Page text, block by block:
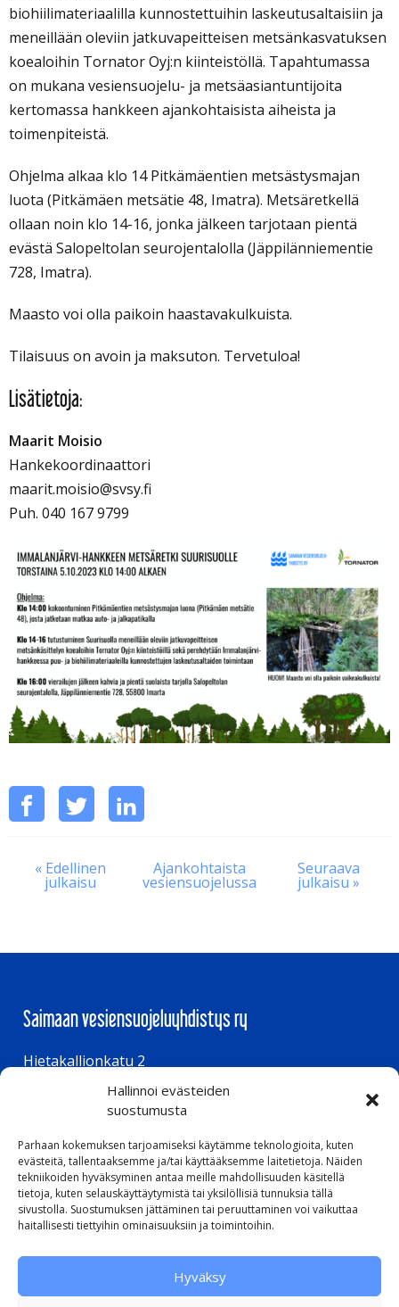
Hallinnoi evästeiden
suostumusta
Parhaan kokemuksen tarjoamiseksi käytämme teknologioita, kuten
evästeitä, tallentaaksemme ja/tai käyttääksemme laitetietoja. Näiden
tekniikoiden hyväksyminen antaa meille mahdollisuuden käsitellä
tietoja, kuten selauskäyttäytymistä tai yksilöllisiä tunnuksia tällä
sivustolla. Suostumuksen jättäminen tai peruuttaminen voi vaikuttaa
haitallisesti tiettyihin ominaisuuksiin ja toimintoihin.
Hyväksy
biohiilimateriaalilla kunnostettuihin laskeutusaltaisiin ja
meneillään oleviin jatkuvapeitteisen metsänkasvatuksen
koealoihin Tornator Oyj:n kiinteistöllä. Tapahtumassa
on mukana vesiensuojelu- ja metsäasiantuntijoita
kertomassa hankkeen ajankohtaisista aiheista ja
toimenpiteistä.
Ohjelma alkaa klo 14 Pitkämäentien metsästysmajan
luota (Pitkämäen metsätie 48, Imatra). Metsäretkellä
ollaan noin klo 14-16, jonka jälkeen tarjotaan pientä
evästä Salopeltolan seurojentalolla (Jäppilänniementie
728, Imatra).
Maasto voi olla paikoin haastavakulkuista.
Tilaisuus on avoin ja maksuton. Tervetuloa!
Lisätietoja:
Maarit Moisio
Hankekoordinaattori
maarit.moisio@svsy.fi
Puh. 040 167 9799
Jaa
tämä
mediassa
Jaa
Jaa
Jaa
« Edellinen
julkaisu
Ajankohtaista
vesiensuojelussa
Seuraava
julkaisu »
Saimaan vesiensuojeluyhdistys ry
Hietakallionkatu 2
53850 Lappeenranta
Aukioloajat
ma – to klo 8.00 – 16.00
pe klo 8.00 – 15.00